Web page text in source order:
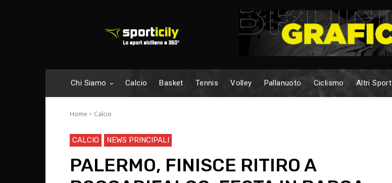
Chi Siamo Calcio Basket Tennis Volley Pallanuoto Ciclismo Altri Sport
Home Calcio
CALCIO NEWS PRINCIPALI
PALERMO, FINISCE RITIRO A